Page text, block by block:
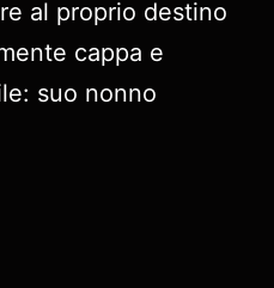
al proprio destino
cappa e
suo nonno